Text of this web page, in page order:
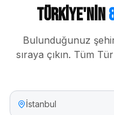
Türkiye'nin
Bulunduğunuz
sıraya çıkın. Tüm
İstanbul